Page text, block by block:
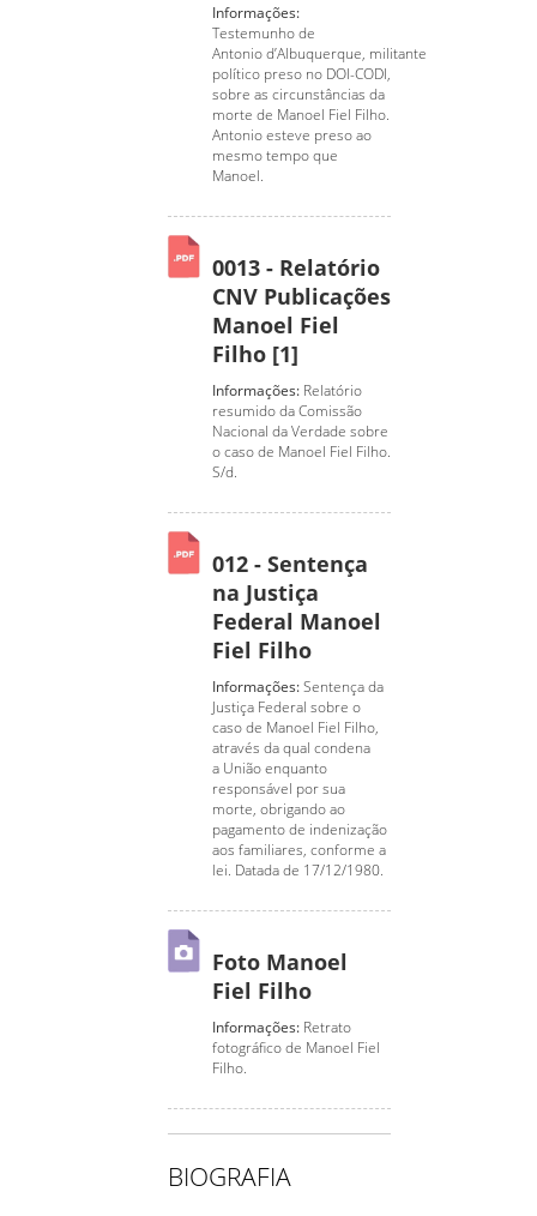
Informações:
Testemunho de
Antonio d’Albuquerque, militante
político preso no DOI-CODI,
sobre as circunstâncias da
morte de Manoel Fiel Filho.
Antonio esteve preso ao
mesmo tempo que
Manoel.
0013 - Relatório
CNV Publicações
Manoel Fiel
Filho [1]
Informações: Relatório
resumido da Comissão
Nacional da Verdade sobre
o caso de Manoel Fiel Filho.
S/d.
012 - Sentença
na Justiça
Federal Manoel
Fiel Filho
Informações:Sentença da
Justiça Federal sobre o
caso de Manoel Fiel Filho,
através da qual condena
a União enquanto
responsável por sua
morte, obrigando ao
pagamento de indenização
aos familiares, conforme a
lei. Datada de 17/12/1980.
Foto Manoel
Fiel Filho
Informações: Retrato
fotográfico de Manoel Fiel
Filho.
BIOGRAFIA